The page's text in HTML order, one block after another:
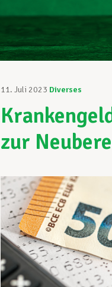
11. Juli 2023 Diverses
zur